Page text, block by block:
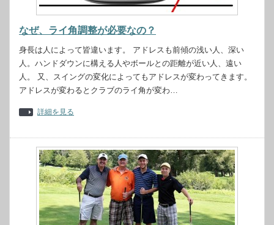
なぜ、ライ角調整が必要なの？
身長は人によって皆違います。 アドレスも前傾の浅い人、深い
人。ハンドダウンに構える人やボールとの距離が近い人、遠い
人。 又、スイングの変化によってもアドレスが変わってきます。
アドレスが変わるとクラブのライ角が変わ…
詳細を見る